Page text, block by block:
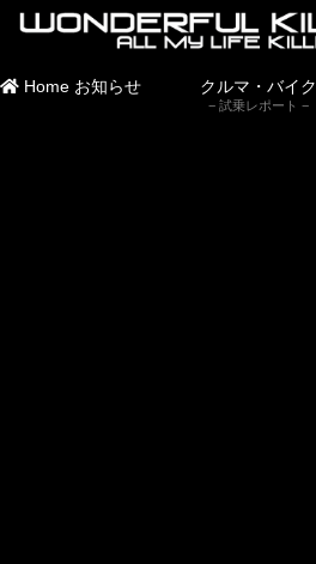
Home お知らせ クルマ・バイク
試乗レポート